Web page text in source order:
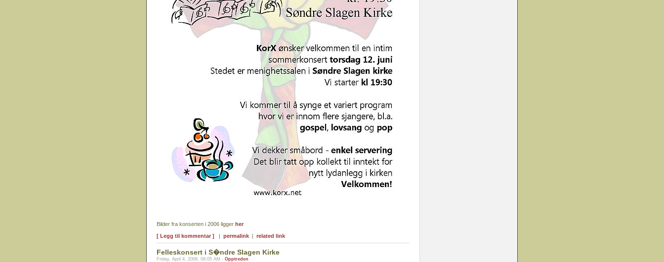
Bilder fra konserten i 2006 ligger her
[ Legg til kommentar ] | permalink | related link
Felleskonsert i S�ndre Slagen Kirke
Friday, April 4, 2008, 09:05 AM - Opptreden